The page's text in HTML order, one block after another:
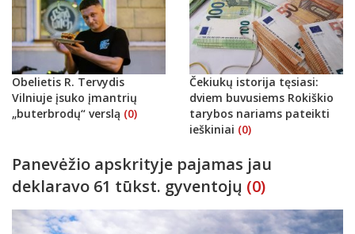
Obelietis R. Tervydis
Vilniuje įsuko įmantrių
„buterbrodų“ verslą (0)
Čekiukų istorija tęsiasi:
dviem buvusiems Rokiškio
tarybos nariams pateikti
ieškiniai (0)
Panevėžio apskrityje pajamas jau
deklaravo 61 tūkst. gyventojų (0)